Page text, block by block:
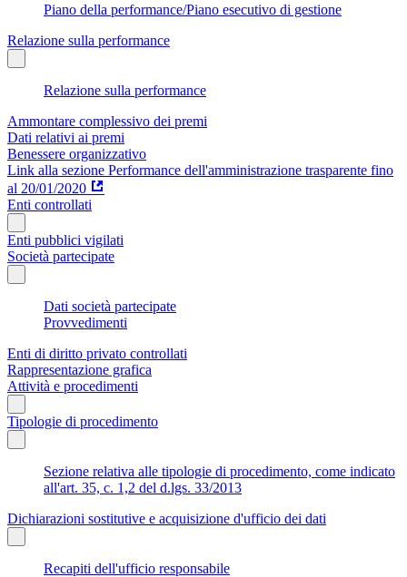
Piano della performance/Piano esecutivo di gestione
Relazione sulla performance
Relazione sulla performance
Ammontare complessivo dei premi
Dati relativi ai premi
Benessere organizzativo
Link alla sezione Performance dell'amministrazione trasparente fino
al 20/01/2020
Enti controllati
Enti pubblici vigilati
Società partecipate
Dati società partecipate
Provvedimenti
Enti di diritto privato controllati
Rappresentazione grafica
Attività e procedimenti
Tipologie di procedimento
Sezione relativa alle tipologie di procedimento, come indicato
all'art. 35, c. 1,2 del d.lgs. 33/2013
Dichiarazioni sostitutive e acquisizione d'ufficio dei dati
Recapiti dell'ufficio responsabile